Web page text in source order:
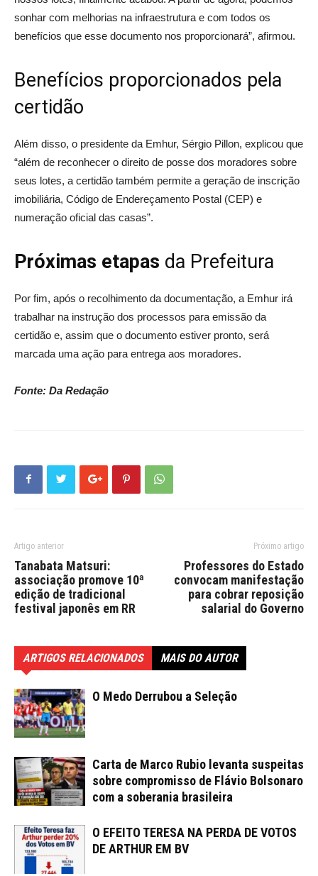
sonhar com melhorias na infraestrutura e com todos os
benefícios que esse documento nos proporcionará”, afirmou.
Benefícios proporcionados pela
certidão
Além disso, o presidente da Emhur, Sérgio Pillon, explicou que
“além de reconhecer o direito de posse dos moradores sobre
seus lotes, a certidão também permite a geração de inscrição
imobiliária, Código de Endereçamento Postal (CEP) e
numeração oficial das casas”.
Próximas etapas da Prefeitura
Por fim, após o recolhimento da documentação, a Emhur irá
trabalhar na instrução dos processos para emissão da
certidão e, assim que o documento estiver pronto, será
marcada uma ação para entrega aos moradores.
Fonte: Da Redação
Artigo anterior
Tanabata Matsuri:
associação promove 10ª
edição de tradicional
festival japonês em RR
Próximo artigo
Professores do Estado
convocam manifestação
para cobrar reposição
salarial do Governo
ARTIGOS RELACIONADOS MAIS DO AUTOR
O Medo Derrubou a Seleção
Carta de Marco Rubio levanta suspeitas
sobre compromisso de Flávio Bolsonaro
com a soberania brasileira
O EFEITO TERESA NA PERDA DE VOTOS
DE ARTHUR EM BV